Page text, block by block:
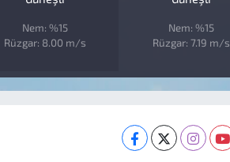
Nem: %15
Rüzgar: 8.00 m/s
Nem: %15
Rüzgar: 7.19 m/s